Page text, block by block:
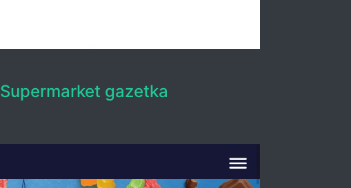
Supermarket gazetka